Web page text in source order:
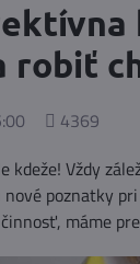
robiť
Počet
4369
kdeže! Vždy
poznatky
máme